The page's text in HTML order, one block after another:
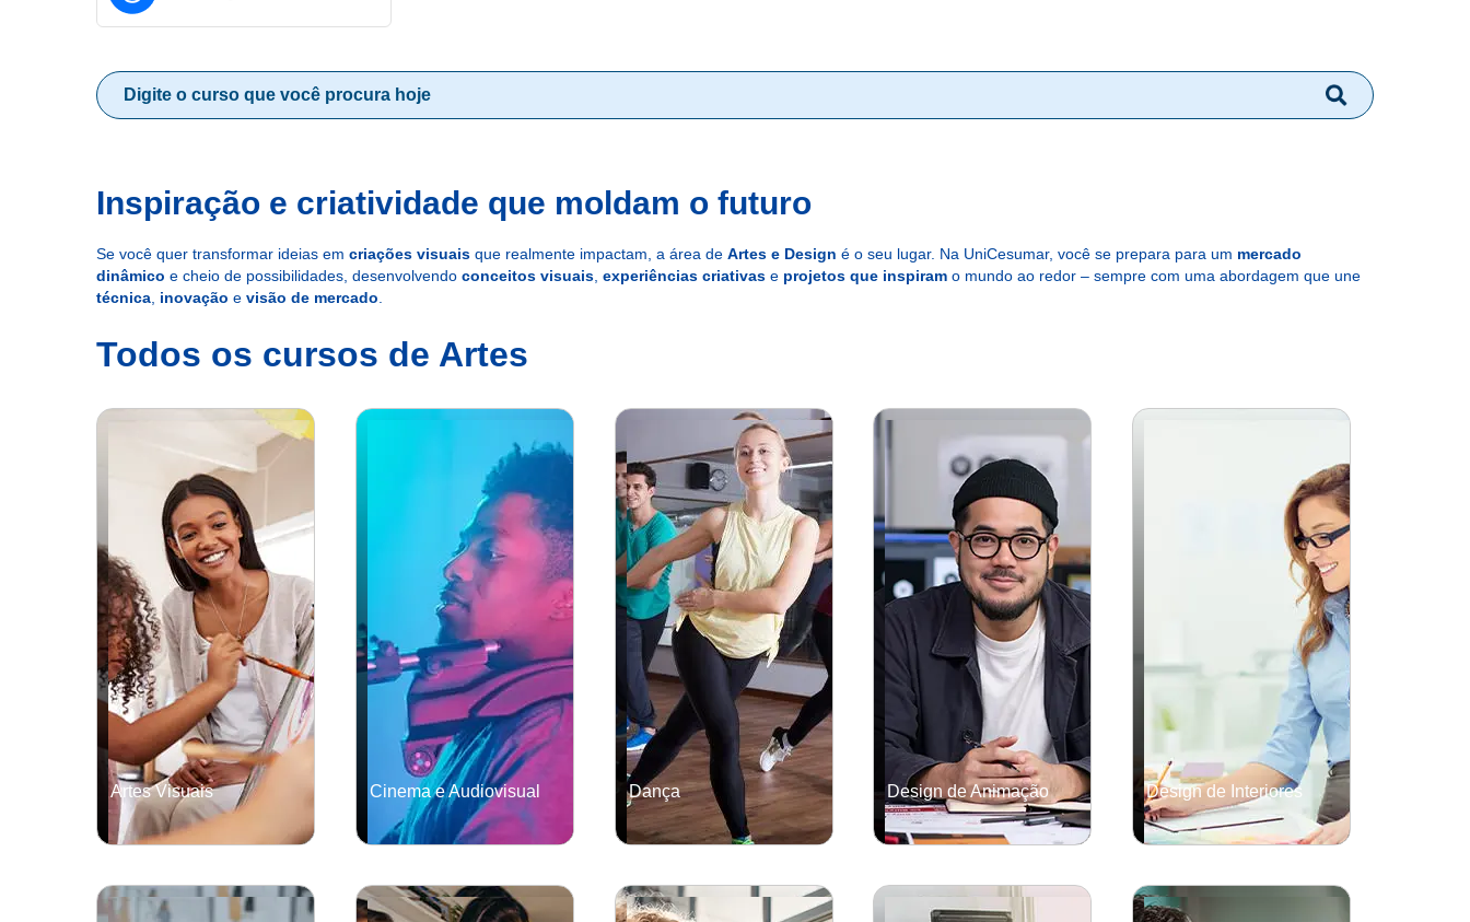
Inspiração e criatividade que moldam o futuro
Se você quer transformar ideias em criações visuais que realmente impactam, a área de Artes e Design é o seu lugar. Na UniCesumar, você se prepara para um mercado
dinâmico e cheio de possibilidades, desenvolvendo conceitos visuais experiências criativas e projetos que inspiram o mundo ao redor – sempre com uma abordagem que une
técnica inovação e visão de mercado
Todos os cursos de Artes
Artes Visuais
Saiba mais
Cinema e Audiovisual
Saiba mais
Dança
Saiba mais
Design de Animação Design de Interiores
Saiba mais